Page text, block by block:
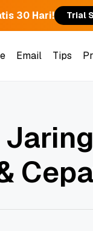
30 Hari! Trial
Email Tips